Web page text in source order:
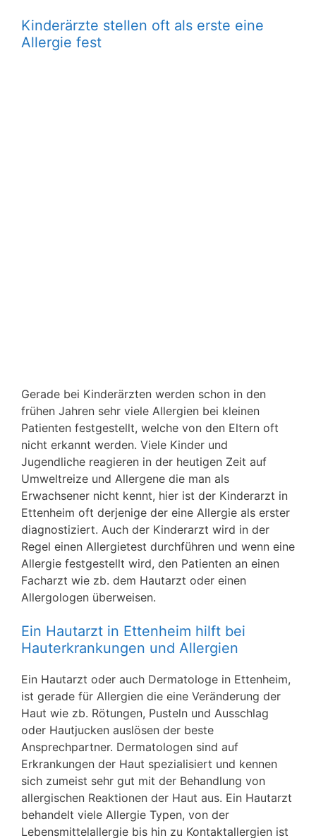
Kinderärzte stellen oft als erste eine
Allergie fest
Gerade bei Kinderärzten werden schon in den
frühen Jahren sehr viele Allergien bei kleinen
Patienten festgestellt, welche von den Eltern oft
nicht erkannt werden. Viele Kinder und
Jugendliche reagieren in der heutigen Zeit auf
Umweltreize und Allergene die man als
Erwachsener nicht kennt, hier ist der Kinderarzt in
Ettenheim oft derjenige der eine Allergie als erster
diagnostiziert. Auch der Kinderarzt wird in der
Regel einen Allergietest durchführen und wenn eine
Allergie festgestellt wird, den Patienten an einen
Facharzt wie zb. dem Hautarzt oder einen
Allergologen überweisen.
Ein Hautarzt in Ettenheim hilft bei
Hauterkrankungen und Allergien
Ein Hautarzt oder auch Dermatologe in Ettenheim,
ist gerade für Allergien die eine Veränderung der
Haut wie zb. Rötungen, Pusteln und Ausschlag
oder Hautjucken auslösen der beste
Ansprechpartner. Dermatologen sind auf
Erkrankungen der Haut spezialisiert und kennen
sich zumeist sehr gut mit der Behandlung von
allergischen Reaktionen der Haut aus. Ein Hautarzt
behandelt viele Allergie Typen, von der
Lebensmittelallergie bis hin zu Kontaktallergien ist